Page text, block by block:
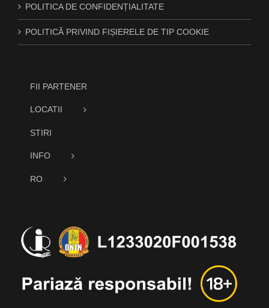
POLITICA DE CONFIDENȚIALITATE
POLITICĂ PRIVIND FIȘIERELE DE TIP COOKIE
FII PARTENER
LOCATII
STIRI
INFO
RO